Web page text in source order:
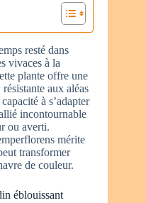
resté dans
vivaces à la
plante offre une
aux aléas
à s’adapter
incontournable
ou averti.
mérite
transformer
de couleur.
éblouissant